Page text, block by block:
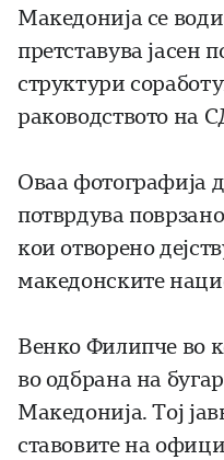
Македонија се
претставува јасен
структури
раководството на
Оваа фотографија
потврдува
кои отворено
македонските
Венко Филипче во
во одбрана на
Македонија. Тој
ставовите на